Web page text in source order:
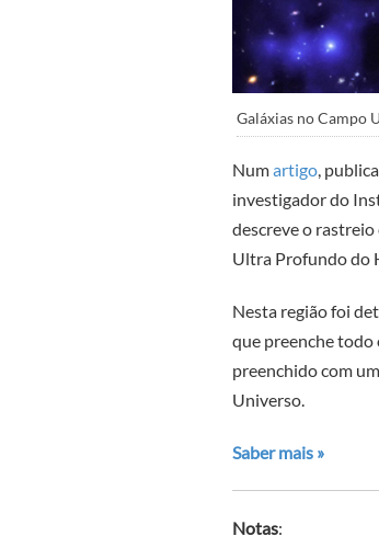
Galáxias no Campo
Numartigo,
investigador do
descreve o
Ultra Profundo do
Nesta região foi
que preenche todo
preenchido com
Universo.
Saber mais »
Notas: